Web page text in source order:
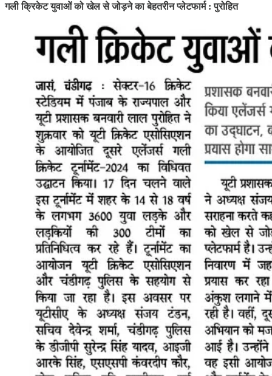
गली क्रिकेट युवाओं को खेल से जोड़ने का बेहतरीन प्लेटफार्म : पुरोहित